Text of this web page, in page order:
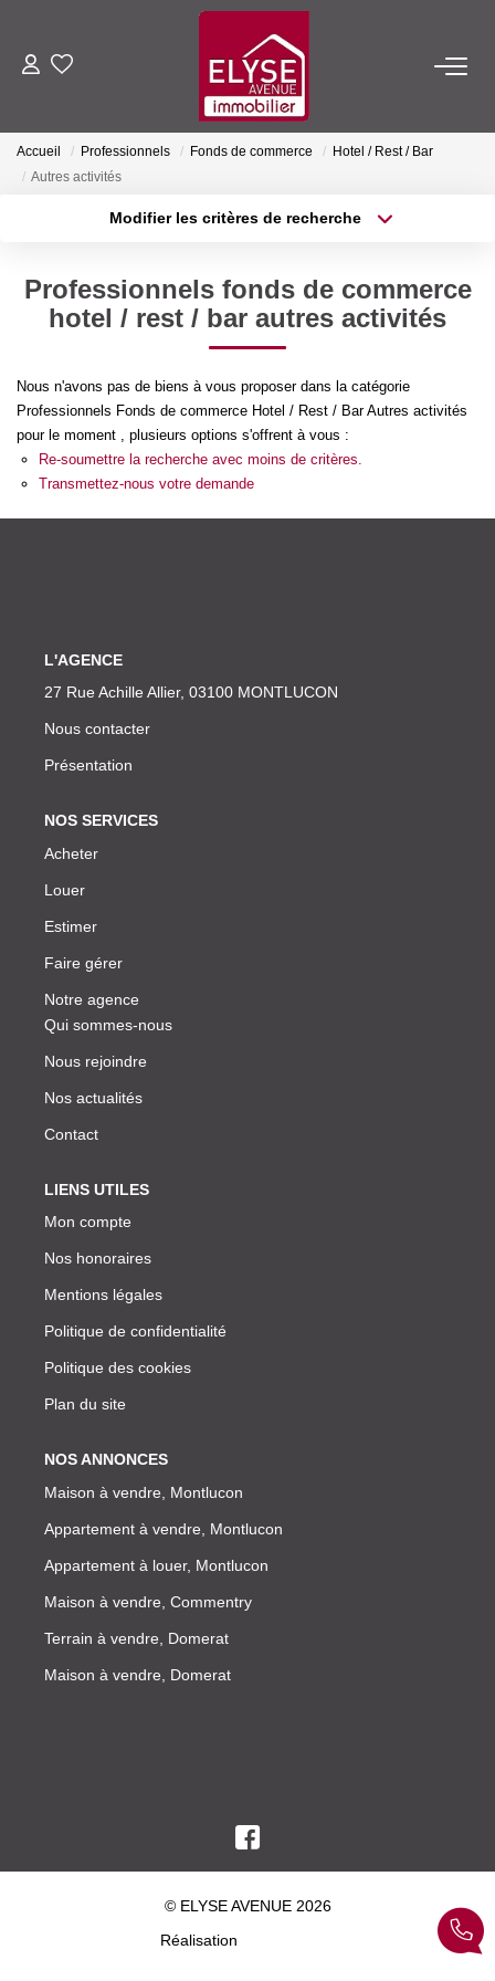
ACHETER
FAIRE GÉRER
NOTRE AGENCE
Qui Sommes-Nous
Nous Rejoindre
Nos Actualités
Accueil Professionnels Fonds de commerce
Hotel / Rest / Bar
Autres activités
Modifier les critères de recherche
Type de bien
Budget max Plus de critères
Professionnels fonds de commerce
hotel / rest / bar autres activités
Nous n'avons pas de biens à vous proposer dans la catégorie
Professionnels Fonds de commerce Hotel / Rest / Bar Autres activités
pour le moment , plusieurs options s'offrent à vous :
Re-soumettre la recherche avec moins de critères.
Transmettez-nous votre demande
L'AGENCE
27 Rue Achille Allier, 03100 MONTLUCON
Nous contacter
Présentation
NOS SERVICES
Acheter
Louer
Estimer
Faire gérer
Notre agence
Qui sommes-nous
Nous rejoindre
Nos actualités
Contact
LIENS UTILES
Mon compte
Nos honoraires
Mentions légales
Politique de confidentialité
Politique des cookies
Plan du site
NOS ANNONCES
Maison à vendre, Montlucon
Appartement à vendre, Montlucon
Appartement à louer, Montlucon
Maison à vendre, Commentry
Terrain à vendre, Domerat
Maison à vendre, Domerat
© ELYSE AVENUE 2026
Réalisation